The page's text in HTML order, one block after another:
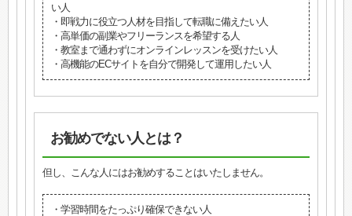
い人
・即戦力に役立つ人材を目指して転職に備えたい人
・高単価の副業やフリーランスを希望する人
・教室まで通わずにオンラインレッスンを受けたい人
・高機能のECサイトを自分で開発して運用したい人
お勧めでない人とは？
但し、こんな人にはお勧めすることはいたしません。
・学習時間をたっぷり確保できない人